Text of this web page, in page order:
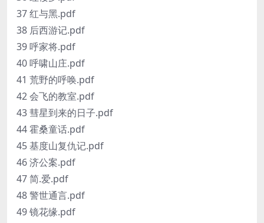
37 红与黑.pdf
38 后西游记.pdf
39 呼家将.pdf
40 呼啸山庄.pdf
41 荒野的呼唤.pdf
42 会飞的教室.pdf
43 彗星到来的日子.pdf
44 霍桑童话.pdf
45 基度山复仇记.pdf
46 济公案.pdf
47 简.爱.pdf
48 警世通言.pdf
49 镜花缘.pdf